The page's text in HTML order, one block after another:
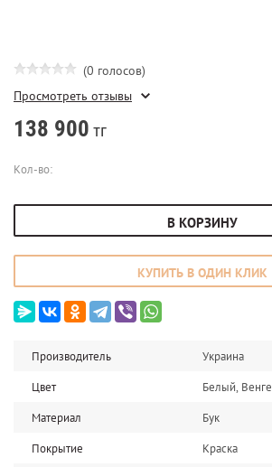
(0 голосов)
Просмотреть отзывы
138 900 тг
Кол-во:
В КОРЗИНУ
КУПИТЬ В ОДИН КЛИК
Производитель
Украина
Цвет
Белый, Венге
Материал
Бук
Покрытие
Краска